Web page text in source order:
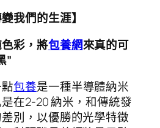
我們的生涯】
彩，將包養網來真的可
”
包養是一種半導體納米
在2-20 納米，和傳統發
別，以優勝的光學特徵